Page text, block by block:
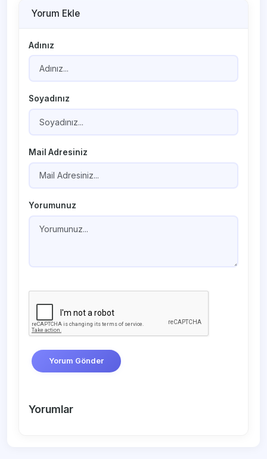
Yorum Ekle
Adınız
Soyadınız
Mail Adresiniz
Yorumunuz
Yorum Gönder
Yorumlar